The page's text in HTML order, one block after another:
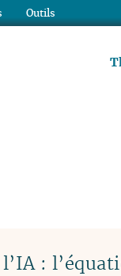
:
Outils